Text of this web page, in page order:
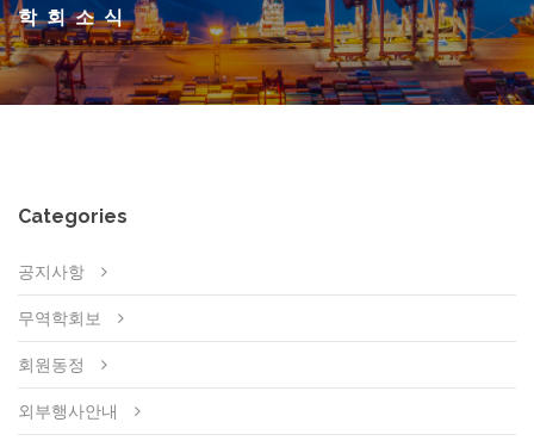
학회소식
Categories
공지사항
무역학회보
회원동정
외부행사안내